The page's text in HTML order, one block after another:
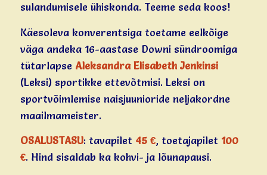
sulandumisele ühiskonda. Teeme seda koos!
Käesoleva konverentsiga toetame eelkõige
väga andeka 16-aastase Downi sündroomiga
tütarlapse Aleksandra Elisabeth Jenkinsi
(Leksi) sportikke ettevõtmisi. Leksi on
sportvõimlemise naisjuunioride neljakordne
maailmameister.
OSALUSTASU: tavapilet 45 €, toetajapilet 100
€. Hind sisaldab ka kohvi- ja lõunapausi.